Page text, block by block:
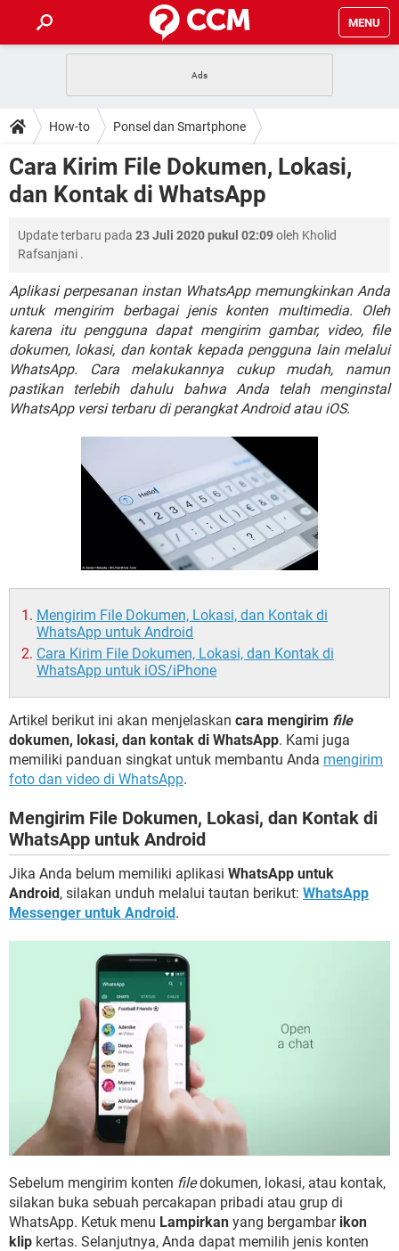
MENU
APLIKASI NONTON FILM & SERI RESET GMAIL
BUAT AKUN TIKTOK APLIKASI VIDEO-CALL
HOW-TO
SAFE MODE ANDROID RESET CLASH OF CLANS
KODE RAHASIA NETFLIX
DOWNLOAD
ADOBE PREMIERE PRO INSTAGRAM UNTUK PC
FORUM
Lupa Password Gmail WiFi Tidak Berfungsi
ENSIKLOPEDIA
Front Office dan Back Office OOP - Data Enkapsulasi
Jenis-jenis Network atau Jaringan
How-to Ponsel dan Smartphone
Cara Kirim File Dokumen, Lokasi,
dan Kontak di WhatsApp
Update terbaru pada 23 Juli 2020 pukul 02:09oleh Kholid
Rafsanjani .
Aplikasi perpesanan instan WhatsApp memungkinkan Anda
untuk mengirim berbagai jenis konten multimedia. Oleh
karena itu pengguna dapat mengirim gambar, video, file
dokumen, lokasi, dan kontak kepada pengguna lain melalui
WhatsApp. Cara melakukannya cukup mudah, namun
pastikan terlebih dahulu bahwa Anda telah menginstal
WhatsApp versi terbaru di perangkat Android atau iOS.
Mengirim File Dokumen, Lokasi, dan Kontak di
WhatsApp untuk Android
Cara Kirim File Dokumen, Lokasi, dan Kontak di
WhatsApp untuk iOS/iPhone
Artikel berikut ini akan menjelaskan cara mengirim file
dokumen, lokasi, dan kontak di WhatsApp. Kami juga
memiliki panduan singkat untuk membantu Anda mengirim
foto dan video di WhatsApp.
Mengirim File Dokumen, Lokasi, dan Kontak di
WhatsApp untuk Android
Jika Anda belum memiliki aplikasi WhatsApp untuk
Android, silakan unduh melalui tautan berikut: WhatsApp
Messenger untuk Android.
Sebelum mengirim konten filedokumen, lokasi, atau kontak,
silakan buka sebuah percakapan pribadi atau grup di
WhatsApp. Ketuk menu Lampirkan yang bergambar ikon
klip kertas. Selanjutnya, Anda dapat memilih jenis konten